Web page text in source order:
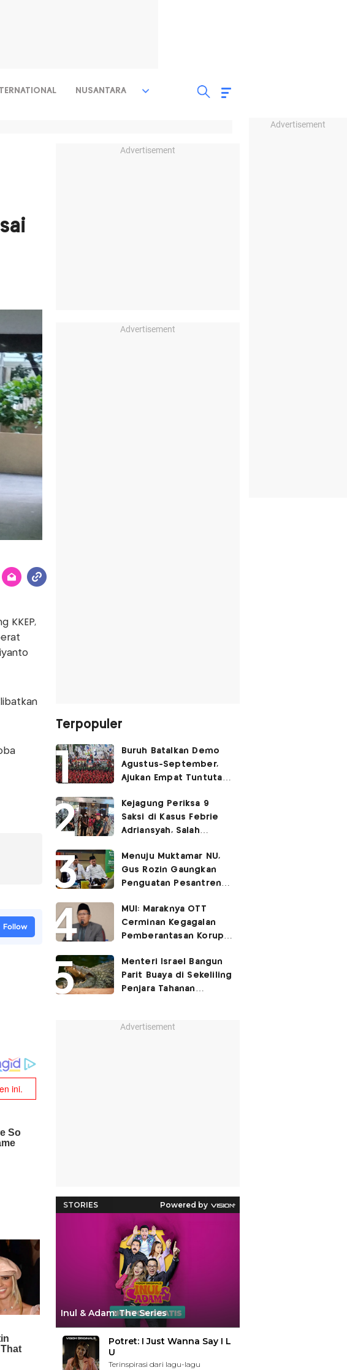
Advertisement
NUSANTARA
KKEP,
Follow
Advertisement
Advertisement
Terpopuler
Buruh Batalkan Demo
Agustus-September,
Ajukan Empat Tuntutan
Kejagung Periksa 9
Saksi di Kasus Febrie
Adriansyah, Salah
Menuju Muktamar NU,
Gus Rozin Gaungkan
Penguatan Pesantren
MUI: Maraknya OTT
Cerminan Kegagalan
Pemberantasan Korupsi
Menteri Israel Bangun
Parit Buaya di Sekeliling
Penjara Tahanan
Advertisement